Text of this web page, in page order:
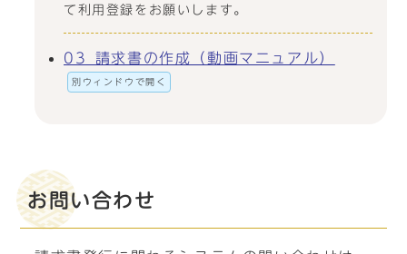
て利用登録をお願いします。
03_請求書の作成（動画マニュアル）
別ウィンドウで開く
お問い合わせ